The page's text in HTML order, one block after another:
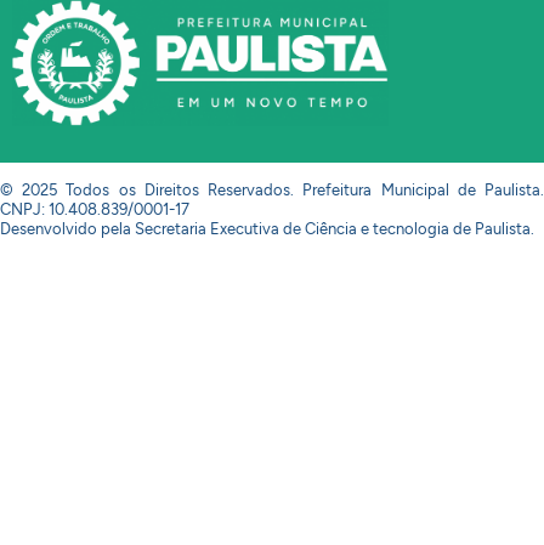
© 2025 Todos os Direitos Reservados. Prefeitura Municipal de Paulista.
CNPJ: 10.408.839/0001-17
Desenvolvido pela Secretaria Executiva de Ciência e tecnologia de Paulista.